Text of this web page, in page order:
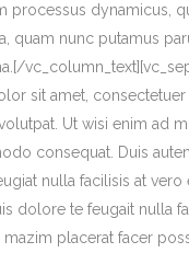
processus dynamicus,
nunc putamus
sit amet,
Ut wisi enim ad
consequat. Duis
nulla facilisis at
dolore te feugait nulla
placerat facer